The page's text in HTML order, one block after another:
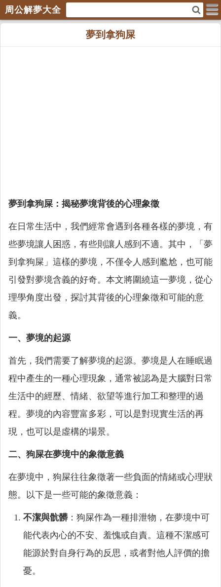
周公解夢大全
夢到拿狗屎
夢到拿狗屎：揭秘夢境背後的心理象徵
在日常生活中，我們經常會遇到各種各樣的夢境，有
些夢境讓人困惑，有些則讓人感到不適。其中，「夢
到拿狗屎」這樣的夢境，不僅令人感到尷尬，也可能
引發對夢境含義的好奇。本文將圍繞這一夢境，從心
理學角度出發，探討其背後的心理象徵和可能的意
義。
一、夢境的起源
首先，我們需要了解夢境的起源。夢境是人在睡眠過
程中產生的一種心理現象，通常被認為是大腦對日常
生活中的經歷、情緒、欲望等進行加工和整理的過
程。夢境的內容豐富多彩，可以是對現實生活的再
現，也可以是虛構的場景。
二、狗屎在夢境中的象徵意義
在夢境中，狗屎往往象徵著一些負面的情緒或心理狀
態。以下是一些可能的象徵意義：
不潔與骯髒：狗屎作為一種排泄物，在夢境中可
能代表內心的不安、羞愧或自責。這種不潔感可
能源於對自身行為的反思，或者對他人評價的擔
憂。